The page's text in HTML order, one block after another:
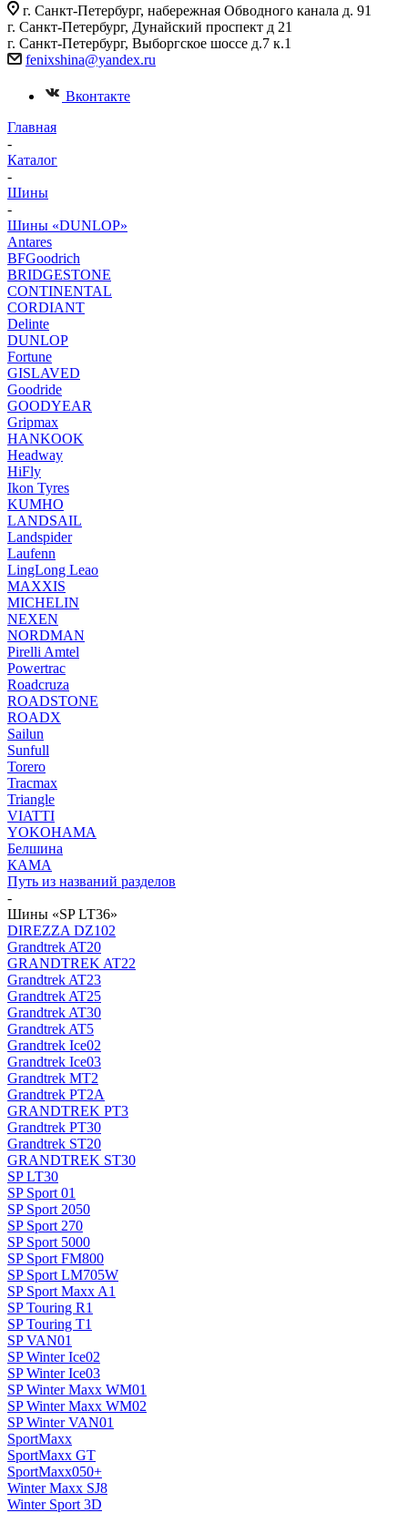
г. Санкт-Петербург, набережная Обводного канала д. 91
г. Санкт-Петербург, Дунайский проспект д 21
г. Санкт-Петербург, Выборгское шоссе д.7 к.1
fenixshina@yandex.ru
Вконтакте
Главная
-
Каталог
-
Шины
-
Шины «DUNLOP»
Antares
BFGoodrich
BRIDGESTONE
CONTINENTAL
CORDIANT
Delinte
DUNLOP
Fortune
GISLAVED
Goodride
GOODYEAR
Gripmax
HANKOOK
Headway
HiFly
Ikon Tyres
KUMHO
LANDSAIL
Landspider
Laufenn
LingLong Leao
MAXXIS
MICHELIN
NEXEN
NORDMAN
Pirelli Amtel
Powertrac
Roadcruza
ROADSTONE
ROADX
Sailun
Sunfull
Torero
Tracmax
Triangle
VIATTI
YOKOHAMA
Белшина
КАМА
Путь из названий разделов
-
Шины «SP LT36»
DIREZZA DZ102
Grandtrek AT20
GRANDTREK AT22
Grandtrek AT23
Grandtrek AT25
Grandtrek AT30
Grandtrek AT5
Grandtrek Ice02
Grandtrek Ice03
Grandtrek MT2
Grandtrek PT2А
GRANDTREK PT3
Grandtrek PT30
Grandtrek ST20
GRANDTREK ST30
SP LT30
SP Sport 01
SP Sport 2050
SP Sport 270
SP Sport 5000
SP Sport FM800
SP Sport LM705W
SP Sport Maxx A1
SP Touring R1
SP Touring T1
SP VAN01
SP Winter Ice02
SP Winter Ice03
SP Winter Maxx WM01
SP Winter Maxx WM02
SP Winter VAN01
SportMaxx
SportMaxx GT
SportMaxx050+
Winter Maxx SJ8
Winter Sport 3D